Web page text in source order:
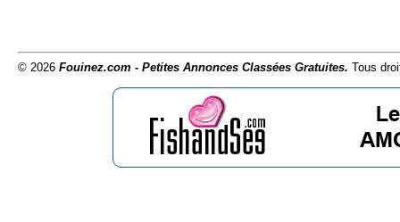
© 2026 Fouinez.com - Petites Annonces Classées Gratuites. Tous